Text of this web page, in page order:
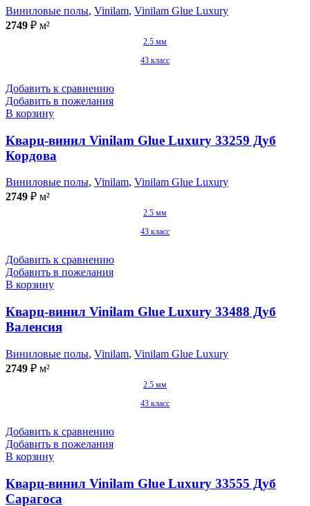
Виниловые полы, Vinilam, Vinilam Glue Luxury
2749 ₽ м²
2.5 мм
43 класс
Добавить к сравнению
Добавить в пожелания
В корзину
Кварц-винил Vinilam Glue Luxury 33259 Дуб
Кордова
Виниловые полы, Vinilam, Vinilam Glue Luxury
2749 ₽ м²
2.5 мм
43 класс
Добавить к сравнению
Добавить в пожелания
В корзину
Кварц-винил Vinilam Glue Luxury 33488 Дуб
Валенсия
Виниловые полы, Vinilam, Vinilam Glue Luxury
2749 ₽ м²
2.5 мм
43 класс
Добавить к сравнению
Добавить в пожелания
В корзину
Кварц-винил Vinilam Glue Luxury 33555 Дуб
Сарагоса